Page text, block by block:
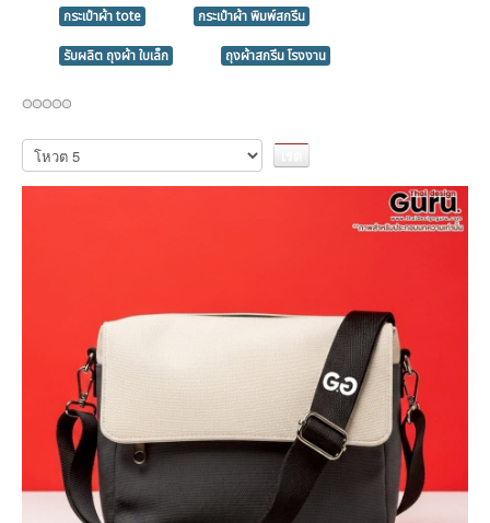
กระเป๋าผ้า tote
กระเป๋าผ้า พิมพ์สกรีน
รับผลิต ถุงผ้า ใบเล็ก
ถุงผ้าสกรีน โรงงาน
กรุณา
ให้
คะแนน